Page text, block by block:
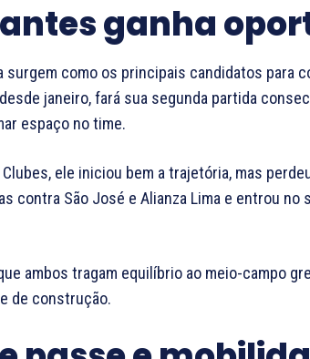
ganha
surgem como os principais candidatos para
janeiro, fará sua segunda partida
espaço no time.
ele iniciou bem a trajetória, mas
contra São José e Alianza Lima e entrou no
ambos tragam equilíbrio ao meio-campo
de construção.